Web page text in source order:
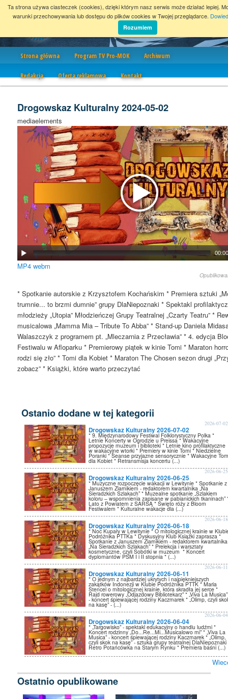
Strona główna Program TV Pro-MOK Archiwum
Redakcja Oferta reklamowa Kontakt
Drogowskaz Kulturalny 2024-05-02
mediaelements
MP4 webm
* Spotkanie autorskie z Krzysztofem Kochańskim * Premiera sztuki
trumnie... to brzmi dumnie” grupy DlaNiepoznaki * Spektakl
młodzieży „Utopia” Młodzieńczej Grupy Teatralnej „Czarty Teatru” *
musicalowa „Mamma Mia – Tribute To Abba” * Stand-up Daniela
Walaszczyk z programem pt. „Mleczarnia z Przecławia” * 4. edycja
Festiwalu w Afloparku * Premierowy piątek w kinie Tomi * Maraton
rodzi się zło” * Tomi dla Kobiet * Maraton The Chosen sezon drugi
zobacz” * Książki, które warto przeczytać
Ostanio dodane w tej kategorii
Drogowskaz Kulturalny 2026-07-02
2026-07-02
* 9. Międzynarodowy Festiwal Folklorystyczny Polka *
Letnie Koncerty w Ogrodzie u Preissa * Wakacyjne
propozycje muzeum i biblioteki * Letnie kino profilaktyczne
w wakacyjne wtorki * Premiery w kinie Tomi * Niedzielne
Poranki * Seanse przyjazne sensorycznie * Wakacyjne
dla Kobiet * Retransmisja koncertu (...)
Drogowskaz Kulturalny 2026-06-25
2026-06-25
* Muzyczne rozpoczęcie wakacji w Lewitynie * Spotkanie z
Januszem Ziarnikiem - redaktorem kwartalnika „Na
Sieradzkich Szlakach” * Muzealne spotkanie „Szlakiem
koloru – wspomnienia zapisane w pabianickich tkaninach”
Lato z Powiatem z SARSĄ * Święto róży z Bloom
Festiwalem * Kulturalne wakacje dla (...)
Drogowskaz Kulturalny 2026-06-18
2026-06-18
* Noc Kupały w Lewitynie * O mitologicznej krainie w
Podróżnika PTTKa * Dyskusyjny Klub Książki zaprasza *
Spotkanie z Januszem Ziarnikiem - redaktorem kwartalnika
„Na Sieradzkich Szlakach” * Prelekcja i warsztaty
kosmetyczne, czyli Sobótki w muzeum * Koncert
dyplomantów PSM I i II stopnia * (...)
Drogowskaz Kulturalny 2026-06-11
2026-06-11
* O jednym z najbardziej ukrytych i najpiękniejszych
zakątków Indonezji w Klubie Podróżnika PTTK * Maria
Stencel o mitologicznej krainie, która skradła jej serce *
Rajd rowerowy „Odjazdowy Bibliotekarz” * „Viva La Musica”
- koncert śpiewającej rodziny Kaczmarek * „Olimp, czyli
na kasę” - (...)
Drogowskaz Kulturalny 2026-06-04
2026-06-04
* „Targowisko” - spektakl edukacyjny o handlu ludźmi *
Koncert rodzinny „Do...Re...Mi...Musicalowo mi” * „Viva La
Musica” - koncert śpiewającej rodziny Kaczmarek * „Olimp,
czyli skok na kasę” - sztuka grupy teatralnej DlaNiepoznaki
Retro Potańcówka na Starym Rynku * Premiera baśni (...)
Ostatnio opublikowane
Ta strona używa ciasteczek (cookies), dzięki którym nasz serwis może działać lepiej.
warunki przechowywania lub dostępu do plików cookies w Twojej przeglądarce.
Rozumiem